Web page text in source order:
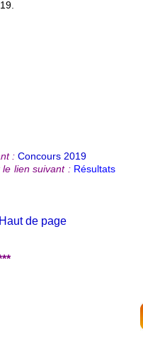
: Concours 2019
lien suivant : Résultats
Haut de page